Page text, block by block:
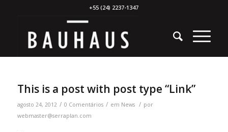
+55 (24) 2237-1347
This is a post with post type “Link”
agosto 24, 2012 / 0 Comentários / em News / por
webmaster@serraplan.com